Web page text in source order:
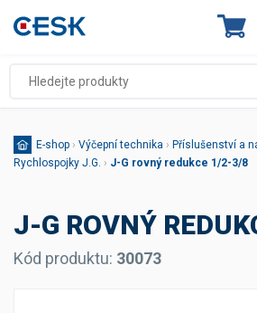
E-shop › Výčepní technika › Příslušenství a
Rychlospojky J.G. › J-G rovný redukce 1/2-3/8
J-G ROVNÝ
Kód produktu: 30073